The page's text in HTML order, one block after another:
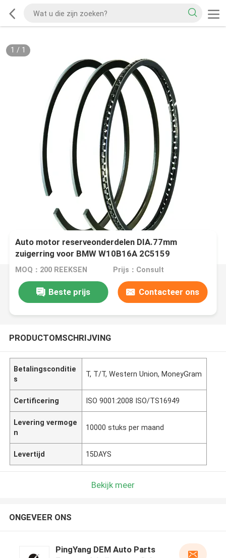
1 / 1
Auto motor reserveonderdelen DIA.77mm
zuigerring voor BMW W10B16A 2C5159
MOQ：200 REEKSEN Prijs：Consult
Beste prijs Contacteer ons
PRODUCTOMSCHRIJVING
Betalingsconditie
s
T, T/T, Western Union, MoneyGram
Certificering ISO 9001:2008 ISO/TS16949
Levering vermoge
n
10000 stuks per maand
Levertijd 15DAYS
Bekijk meer
ONGEVEER ONS
PingYang DEM Auto Parts